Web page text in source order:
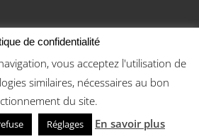
& Confidentialité
de Vente
© Néoform 2020
de confidentialité
vous acceptez l'utilisation de
similaires, nécessaires au bon
du site.
Réglages En savoir plus